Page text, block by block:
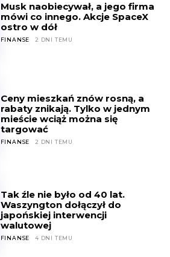
Musk naobiecywał, a jego firma
mówi co innego. Akcje SpaceX
ostro w dół
FINANSE 2 DNI TEMU
Ceny mieszkań znów rosną, a
rabaty znikają. Tylko w jednym
mieście wciąż można się
targować
FINANSE 2 DNI TEMU
Tak źle nie było od 40 lat.
Waszyngton dołączył do
japońskiej interwencji
walutowej
FINANSE 4 DNI TEMU